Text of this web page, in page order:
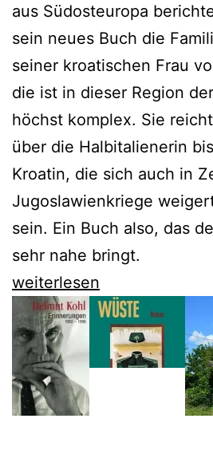
aus Südosteuropa
sein neues Buch die
seiner kroatischen Frau
die ist in dieser Region
höchst komplex. Sie
über die Halbitalienerin
Kroatin, die sich auch in
Jugoslawienkriege
sein. Ein Buch also, das
sehr nahe bringt.
Richard
Swartz
erzählt
die
Geschichte
seiner
weiterlesen